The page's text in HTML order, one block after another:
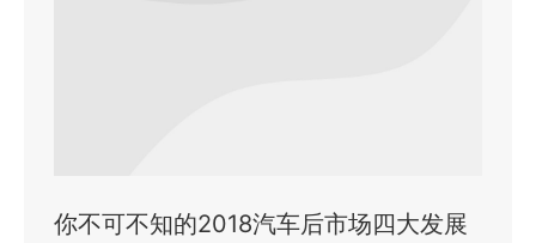
你不可不知的2018汽车后市场四大发展